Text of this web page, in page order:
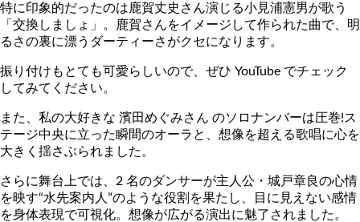
特に印象的だったのは鹿賀丈史さん演じる小見浦憲男が歌う
「交換しましょ」。鹿賀さんをイメージして作られた曲で、明
るさの裏に漂うダーティーさがクセになります。
振り付けもとても可愛らしいので、ぜひ YouTube でチェック
してみてください。
また、私の大好きな 濱田めぐみさん のソロナンバーは圧巻!ス
テージ中央に立った瞬間のオーラと、想像を超える歌唱に心を
大きく揺さぶられました。
さらに舞台上では、2 名のダンサーが主人公・城戸章良の心情
を映す“水先案内人”のような役割を果たし、目に見えない感情
を身体表現で可視化。想像が広がる演出に魅了されました。